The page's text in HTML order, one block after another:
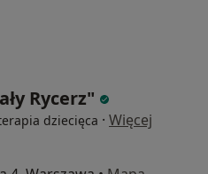
Rycerz"
dziecięca · Więcej